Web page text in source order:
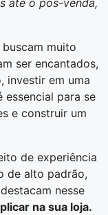
até o pós-venda,
muito
ser encantados,
investir em uma
para se
e construir um
de experiência
de alto padrão,
nesse
na sua loja.